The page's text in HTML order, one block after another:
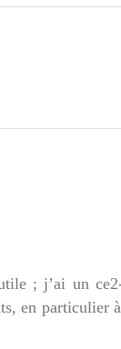
; j’ai un
en particulier